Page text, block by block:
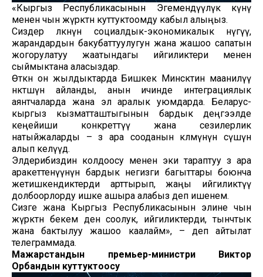
«Кыргыз Республикасынын Эгемендүүлүк күнү
менен чын жүрөктөн куттуктоомду кабыл алыңыз.
Сиздер өлкөнүн социалдык-экономикалык өнүгүү,
жарандардын бакубаттуулугун жана жашоо сапатын
жогорулатуу жаатындагы ийгиликтери менен
сыймыктана аласыздар.
Өткөн он жылдыктарда Бишкек Минсктин маанилүү
өнөктөшүнө айланды, анын ичинде интеграциялык
аянтчаларда жана эл аралык уюмдарда. Беларус-
кыргыз кызматташтыгынын бардык деңгээлде
кеңейиши конкреттүү жана сезилерлик
натыйжаларды – өз ара сооданын көлөмүнүн өсүшүн
алып келүүдө.
Элдерибиздин колдоосу менен эки тараптуу өз ара
аракеттенүүнүн бардык негизги багыттары боюнча
жетишкендиктерди арттырып, жаңы ийгиликтүү
долбоорлорду ишке ашыра алабыз деп ишенем.
Сизге жана Кыргыз Республикасынын элине чын
жүрөктөн бекем ден соолук, ийгиликтерди, тынчтык
жана бактылуу жашоо каалайм», – деп айтылат
телеграммада.
Мажарстандын премьер-министри Виктор
Орбандын куттуктоосу